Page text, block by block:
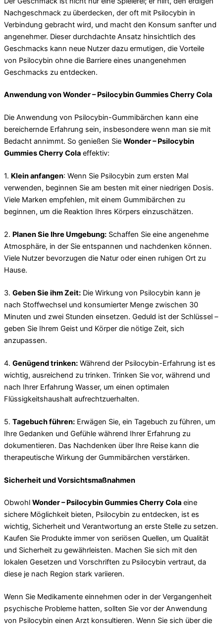
Nachgeschmack zu überdecken, der oft mit Psilocybin in
Verbindung gebracht wird, und macht den Konsum sanfter und
angenehmer. Dieser durchdachte Ansatz hinsichtlich des
Geschmacks kann neue Nutzer dazu ermutigen, die Vorteile
von Psilocybin ohne die Barriere eines unangenehmen
Geschmacks zu entdecken.
Anwendung von Wonder – Psilocybin Gummies Cherry Cola
Die Anwendung von Psilocybin-Gummibärchen kann eine
bereichernde Erfahrung sein, insbesondere wenn man sie mit
Bedacht annimmt. So genießen Sie Wonder – Psilocybin
Gummies Cherry Cola effektiv:
1. Klein anfangen: Wenn Sie Psilocybin zum ersten Mal
verwenden, beginnen Sie am besten mit einer niedrigen Dosis.
Viele Marken empfehlen, mit einem Gummibärchen zu
beginnen, um die Reaktion Ihres Körpers einzuschätzen.
2. Planen Sie Ihre Umgebung: Schaffen Sie eine angenehme
Atmosphäre, in der Sie entspannen und nachdenken können.
Viele Nutzer bevorzugen die Natur oder einen ruhigen Ort zu
Hause.
3. Geben Sie ihm Zeit: Die Wirkung von Psilocybin kann je
nach Stoffwechsel und konsumierter Menge zwischen 30
Minuten und zwei Stunden einsetzen. Geduld ist der Schlüssel –
geben Sie Ihrem Geist und Körper die nötige Zeit, sich
anzupassen.
4. Genügend trinken: Während der Psilocybin-Erfahrung ist es
wichtig, ausreichend zu trinken. Trinken Sie vor, während und
nach Ihrer Erfahrung Wasser, um einen optimalen
Flüssigkeitshaushalt aufrechtzuerhalten.
5. Tagebuch führen: Erwägen Sie, ein Tagebuch zu führen, um
Ihre Gedanken und Gefühle während Ihrer Erfahrung zu
dokumentieren. Das Nachdenken über Ihre Reise kann die
therapeutische Wirkung der Gummibärchen verstärken.
Sicherheit und Vorsichtsmaßnahmen
Obwohl Wonder – Psilocybin Gummies Cherry Cola eine
sichere Möglichkeit bieten, Psilocybin zu entdecken, ist es
wichtig, Sicherheit und Verantwortung an erste Stelle zu setzen.
Kaufen Sie Produkte immer von seriösen Quellen, um Qualität
und Sicherheit zu gewährleisten. Machen Sie sich mit den
lokalen Gesetzen und Vorschriften zu Psilocybin vertraut, da
diese je nach Region stark variieren.
Wenn Sie Medikamente einnehmen oder in der Vergangenheit
psychische Probleme hatten, sollten Sie vor der Anwendung
von Psilocybin einen Arzt konsultieren. Wenn Sie sich über die